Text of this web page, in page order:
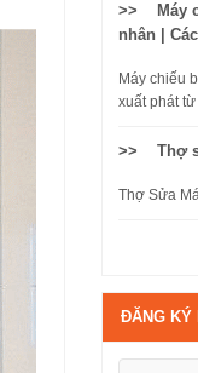
>> Máy
nhân |
Máy chiếu
xuất phát
>> Thợ
Thợ Sửa
ĐĂNG KÝ